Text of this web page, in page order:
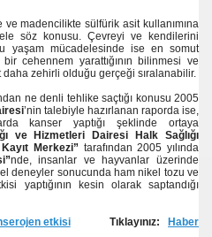
madencilikte sülfürik asit kullanımına
söz konusu. Çevreyi ve kendilerini
yaşam mücadelesinde ise en somut
cehennem yarattığının bilinmesi ve
zehirli olduğu gerçeği sıralanabilir.
ne denli tehlike saçtığı konusu 2005
’nin talebiyle hazırlanan raporda ise,
kanser yaptığı şeklinde ortaya
ve Hizmetleri Dairesi Halk Sağlığı
Merkezi”tarafından 2005 yılında
nde, insanlar ve hayvanlar üzerinde
deneyler sonucunda ham nikel tozu ve
yaptığının kesin olarak saptandığı
etkisi Tıklayınız:
Haber